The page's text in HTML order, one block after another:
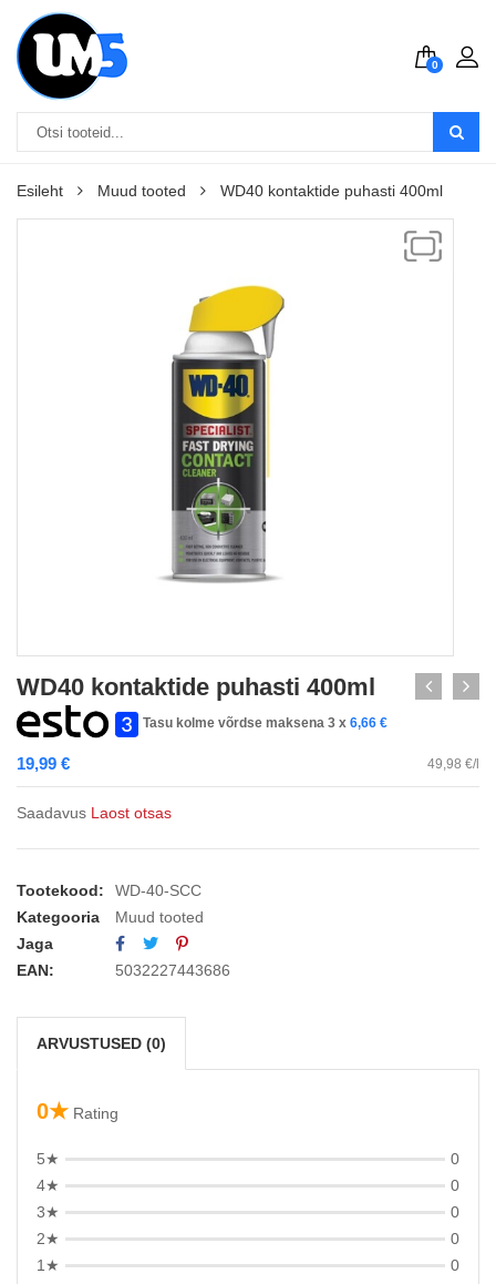
0
Esileht Muud tooted WD40 kontaktide puhasti 400ml
WD40 kontaktide puhasti 400ml
Tasu kolme võrdse maksena 3 x 6,66 €
19,99 € 49,98 €/l
Saadavus Laost otsas
Tootekood:
WD-40-SCC
Kategooria
Muud tooted
Jaga
EAN:
5032227443686
ARVUSTUSED (0)
0★ Rating
5★
0
4★
0
3★
0
2★
0
1★
0